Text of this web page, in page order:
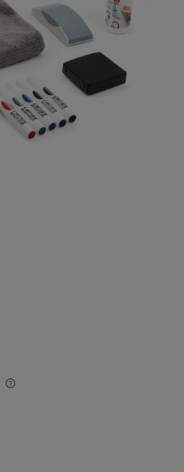
kosztów płatności